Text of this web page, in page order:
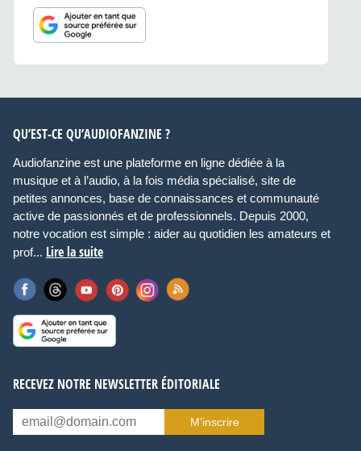
QU’EST-CE QU’AUDIOFANZINE ?
Audiofanzine est une plateforme en ligne dédiée à la
musique et à l’audio, à la fois média spécialisé, site de
petites annonces, base de connaissances et communauté
active de passionnés et de professionnels. Depuis 2000,
notre vocation est simple : aider au quotidien les amateurs et
prof... Lire la suite
RECEVEZ NOTRE NEWSLETTER ÉDITORIALE
M’inscrire